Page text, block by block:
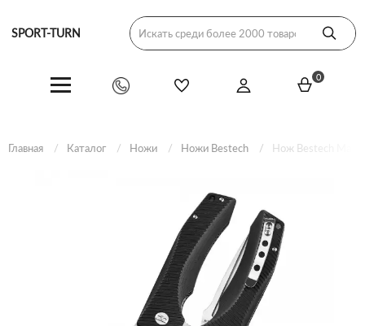
SPORT-TURN
0
Главная Каталог Ножи Ножи Bestech Нож Bestech Mako